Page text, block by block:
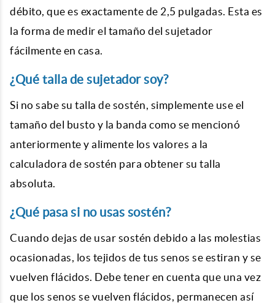
débito, que es exactamente de 2,5 pulgadas. Esta es
la forma de medir el tamaño del sujetador
fácilmente en casa.
¿Qué talla de sujetador soy?
Si no sabe su talla de sostén, simplemente use el
tamaño del busto y la banda como se mencionó
anteriormente y alimente los valores a la
calculadora de sostén para obtener su talla
absoluta.
¿Qué pasa si no usas sostén?
Cuando dejas de usar sostén debido a las molestias
ocasionadas, los tejidos de tus senos se estiran y se
vuelven flácidos. Debe tener en cuenta que una vez
que los senos se vuelven flácidos, permanecen así